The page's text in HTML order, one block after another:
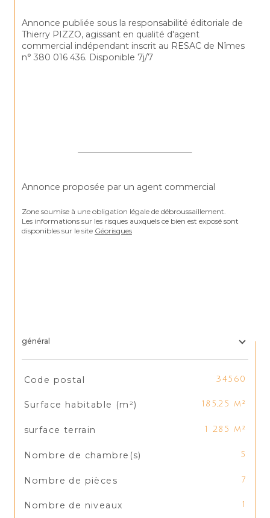
Annonce publiée sous la responsabilité éditoriale de
Thierry PIZZO, agissant en qualité d'agent
commercial indépendant inscrit au RESAC de Nîmes
n° 380 016 436. Disponible 7j/7
Annonce proposée par un agent commercial
Zone soumise à une obligation légale de débroussaillement.
Les informations sur les risques auxquels ce bien est exposé sont
disponibles sur le site Géorisques
général
TRAD_SIROCCO_Caracteristique
Code postal 34560
Surface habitable (m²) 185,25 m²
surface terrain 1 285 m²
Nombre de chambre(s) 5
Nombre de pièces 7
Nombre de niveaux 1